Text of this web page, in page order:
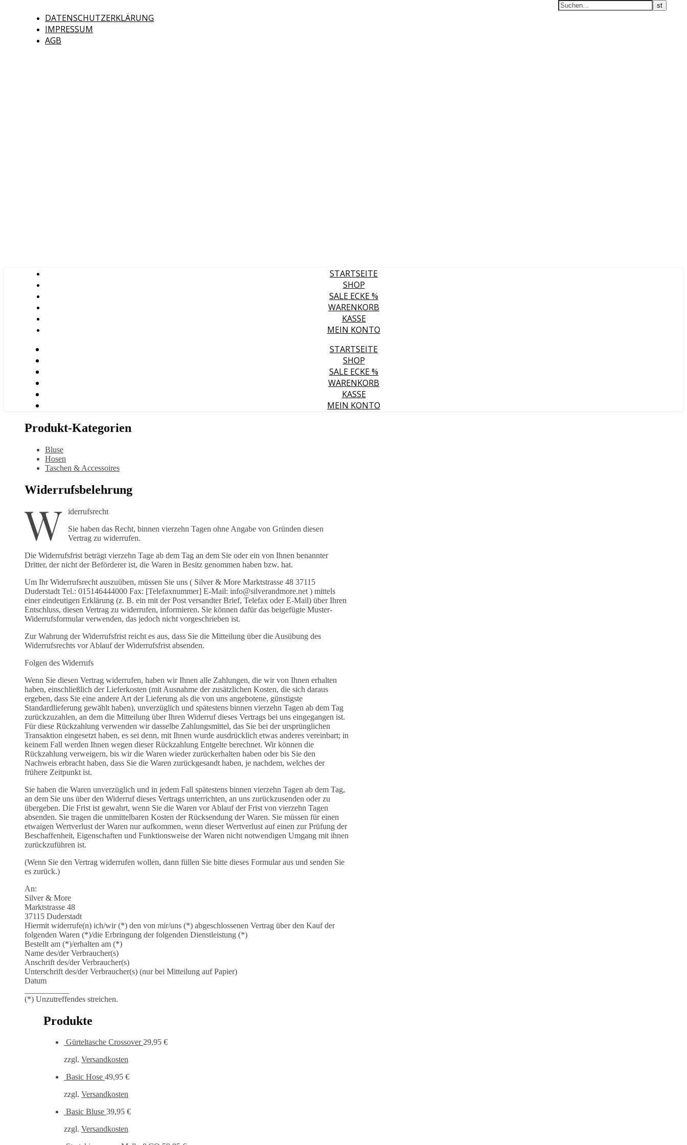
DATENSCHUTZERKLÄRUNG
IMPRESSUM
AGB
STARTSEITE
SHOP
SALE ECKE %
WARENKORB
KASSE
MEIN KONTO
STARTSEITE
SHOP
SALE ECKE %
WARENKORB
KASSE
MEIN KONTO
Produkt-Kategorien
Bluse
Hosen
Taschen & Accessoires
Widerrufsbelehrung
W
iderrufsrecht
Sie haben das Recht, binnen vierzehn Tagen ohne Angabe von Gründen diesen
Vertrag zu widerrufen.
Die Widerrufsfrist beträgt vierzehn Tage ab dem Tag an dem Sie oder ein von Ihnen benannter
Dritter, der nicht der Beförderer ist, die Waren in Besitz genommen haben bzw. hat.
Um Ihr Widerrufsrecht auszuüben, müssen Sie uns ( Silver & More Marktstrasse 48 37115
Duderstadt Tel.: 015146444000 Fax: [Telefaxnummer] E-Mail: info@silverandmore.net ) mittels
einer eindeutigen Erklärung (z. B. ein mit der Post versandter Brief, Telefax oder E-Mail) über Ihren
Entschluss, diesen Vertrag zu widerrufen, informieren. Sie können dafür das beigefügte Muster-
Widerrufsformular verwenden, das jedoch nicht vorgeschrieben ist.
Zur Wahrung der Widerrufsfrist reicht es aus, dass Sie die Mitteilung über die Ausübung des
Widerrufsrechts vor Ablauf der Widerrufsfrist absenden.
Folgen des Widerrufs
Wenn Sie diesen Vertrag widerrufen, haben wir Ihnen alle Zahlungen, die wir von Ihnen erhalten
haben, einschließlich der Lieferkosten (mit Ausnahme der zusätzlichen Kosten, die sich daraus
ergeben, dass Sie eine andere Art der Lieferung als die von uns angebotene, günstigste
Standardlieferung gewählt haben), unverzüglich und spätestens binnen vierzehn Tagen ab dem Tag
zurückzuzahlen, an dem die Mitteilung über Ihren Widerruf dieses Vertrags bei uns eingegangen ist.
Für diese Rückzahlung verwenden wir dasselbe Zahlungsmittel, das Sie bei der ursprünglichen
Transaktion eingesetzt haben, es sei denn, mit Ihnen wurde ausdrücklich etwas anderes vereinbart; in
keinem Fall werden Ihnen wegen dieser Rückzahlung Entgelte berechnet. Wir können die
Rückzahlung verweigern, bis wir die Waren wieder zurückerhalten haben oder bis Sie den
Nachweis erbracht haben, dass Sie die Waren zurückgesandt haben, je nachdem, welches der
frühere Zeitpunkt ist.
Sie haben die Waren unverzüglich und in jedem Fall spätestens binnen vierzehn Tagen ab dem Tag,
an dem Sie uns über den Widerruf dieses Vertrags unterrichten, an uns zurückzusenden oder zu
übergeben. Die Frist ist gewahrt, wenn Sie die Waren vor Ablauf der Frist von vierzehn Tagen
absenden. Sie tragen die unmittelbaren Kosten der Rücksendung der Waren. Sie müssen für einen
etwaigen Wertverlust der Waren nur aufkommen, wenn dieser Wertverlust auf einen zur Prüfung der
Beschaffenheit, Eigenschaften und Funktionsweise der Waren nicht notwendigen Umgang mit ihnen
zurückzuführen ist.
(Wenn Sie den Vertrag widerrufen wollen, dann füllen Sie bitte dieses Formular aus und senden Sie
es zurück.)
An:
Silver & More
Marktstrasse 48
37115 Duderstadt
Hiermit widerrufe(n) ich/wir (*) den von mir/uns (*) abgeschlossenen Vertrag über den Kauf der
folgenden Waren (*)/die Erbringung der folgenden Dienstleistung (*)
Bestellt am (*)/erhalten am (*)
Name des/der Verbraucher(s)
Anschrift des/der Verbraucher(s)
Unterschrift des/der Verbraucher(s) (nur bei Mitteilung auf Papier)
Datum
(*) Unzutreffendes streichen.
Produkte
Gürteltasche Crossover 29,95 €
zzgl. Versandkosten
Basic Hose 49,95 €
zzgl. Versandkosten
Basic Bluse 39,95 €
zzgl. Versandkosten